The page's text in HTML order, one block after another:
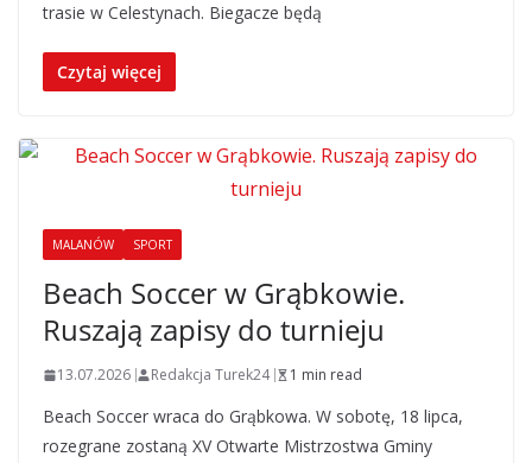
trasie w Celestynach. Biegacze będą
Czytaj więcej
MALANÓW SPORT
Beach Soccer w Grąbkowie.
Ruszają zapisy do turnieju
13.07.2026 Redakcja Turek24 1 min read
Beach Soccer wraca do Grąbkowa. W sobotę, 18 lipca,
rozegrane zostaną XV Otwarte Mistrzostwa Gminy